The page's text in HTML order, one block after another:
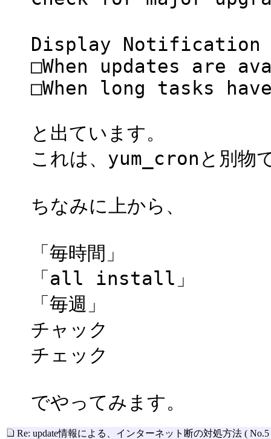
Display Notification
□When updates are
□When long tasks
と出ています。
これは、yum_cronと別物
ちなみに上から、
「毎時間」
「all install」
「毎週」
チャック
チェック
でやってみます。
Re: update情報による、インターネット断の対処方法 ( No.5